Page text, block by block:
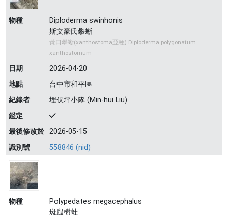
物種
Diploderma swinhonis
斯文豪氏攀蜥
黃口攀蜥(xanthostoma亞種) Diploderma polygonatum
xanthostomum
日期
2026-04-20
地點
台中市和平區
紀錄者
埋伏坪小隊 (Min-hui Liu)
鑑定
最後修改於 2026-05-15
識別號
558846 (nid)
物種
Polypedates megacephalus
斑腿樹蛙